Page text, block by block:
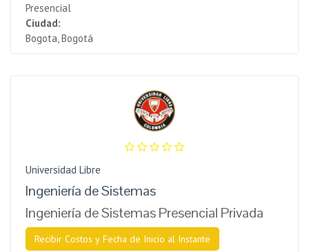
Presencial
Ciudad:
Bogota, Bogotá
Universidad Libre
Ingeniería de Sistemas
Ingeniería de Sistemas Presencial Privada
Recibir Costos y Fecha de Inicio al Instante